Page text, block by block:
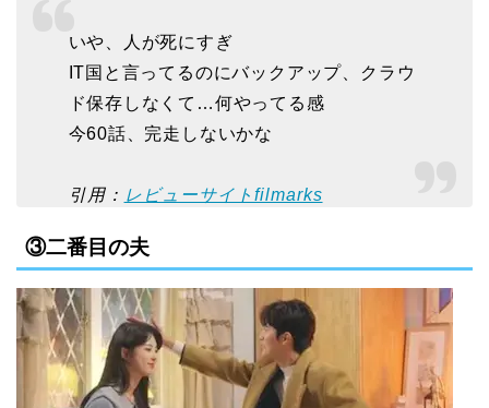
いや、人が死にすぎ
IT国と言ってるのにバックアップ、クラウ
ド保存しなくて…何やってる感
今60話、完走しないかな
引用： レビューサイトfilmarks
③二番目の夫